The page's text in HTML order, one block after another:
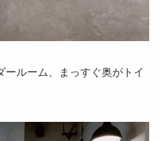
ルーム、まっすぐ奥がトイ